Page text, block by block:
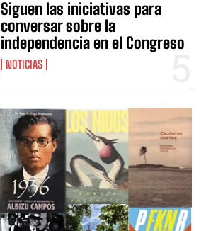
Siguen las iniciativas para
conversar sobre la
independencia en el Congreso
NOTICIAS